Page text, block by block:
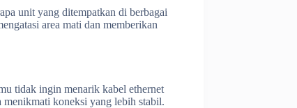
unit yang ditempatkan di berbagai
area mati dan memberikan
tidak ingin menarik kabel ethernet
koneksi yang lebih stabil.